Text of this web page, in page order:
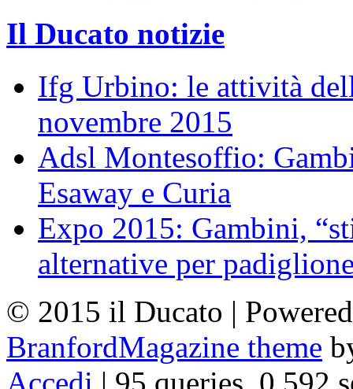
Il Ducato notizie
Ifg Urbino: le attività
novembre 2015
Adsl Montesoffio:
Esaway e Curia
Expo 2015: Gambini,
alternative per
© 2015 il Ducato |
BranfordMagazine theme
Accedi | 95 queries. 0,592